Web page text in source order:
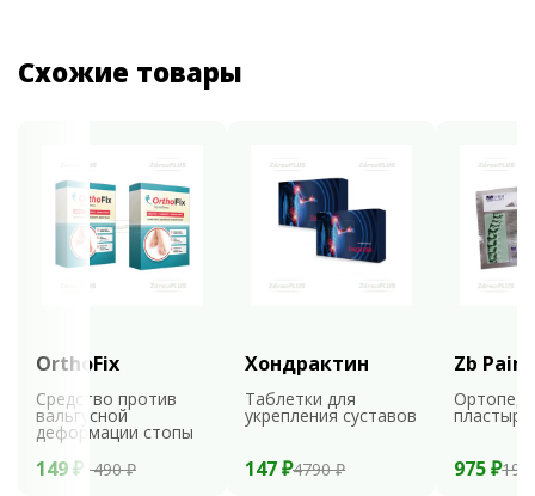
Схожие товары
OrthoFix
Средство против
вальгусной
деформации стопы
149 ₽ 1490 ₽
Хондрактин
Таблетки для
укрепления суставов
147 ₽4790 ₽
Zb Pain
пластыри
975 ₽